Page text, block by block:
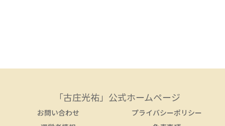
「古庄光祐」公式ホームページ
お問い合わせ
プライバシーポリシー